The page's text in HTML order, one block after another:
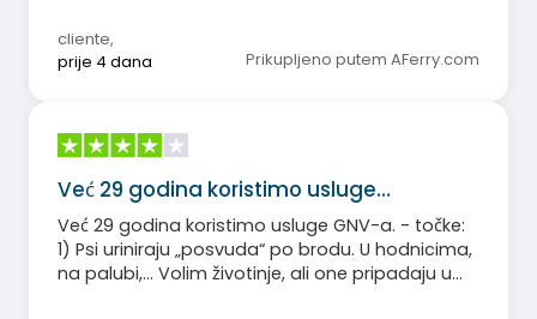
cliente,
prije 4 dana
Prikupljeno putem AFerry.com
Već 29 godina koristimo usluge…
Već 29 godina koristimo usluge GNV-a. - točke:
1) Psi uriniraju „posvuda“ po brodu. U hodnicima,
na palubi,... Volim životinje, ali one pripadaju u